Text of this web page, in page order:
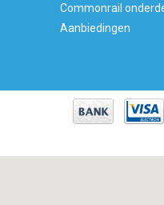
Commonrail
Aanbiedingen